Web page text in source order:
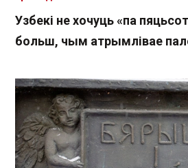
Узбекі не хочуць «па
больш, чым атрымлівае